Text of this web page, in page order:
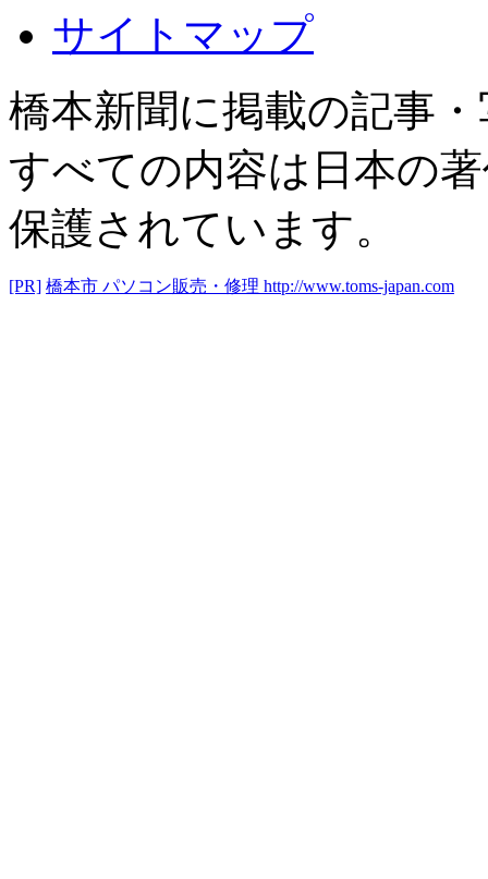
サイトマップ
橋本新聞に掲載の記事
すべての内容は日本の
保護されています。
[PR] 橋本市 パソコン販売・修理 http://www.toms-japan.com